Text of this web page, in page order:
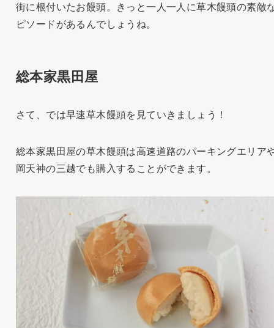
街に根付いたお饅頭。きっと一人一人に草木饅頭の素敵
ピソードがあるんでしょうね。
総本家黒田屋
さて、では早速草木饅頭を見ていきましょう！
総本家黒田屋の草木饅頭は高速道路のパーキングエリア
岡天神の三越でも購入することができます。